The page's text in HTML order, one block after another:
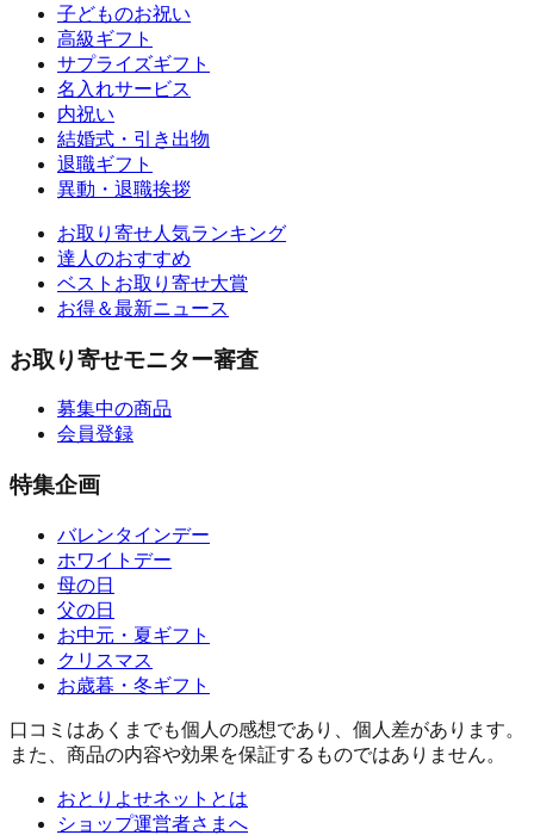
子どものお祝い
高級ギフト
サプライズギフト
名入れサービス
内祝い
結婚式・引き出物
退職ギフト
異動・退職挨拶
お取り寄せ人気ランキング
達人のおすすめ
ベストお取り寄せ大賞
お得＆最新ニュース
お取り寄せモニター審査
募集中の商品
会員登録
特集企画
バレンタインデー
ホワイトデー
母の日
父の日
お中元・夏ギフト
クリスマス
お歳暮・冬ギフト
口コミはあくまでも個人の感想であり、個人差があります。
また、商品の内容や効果を保証するものではありません。
おとりよせネットとは
ショップ運営者さまへ